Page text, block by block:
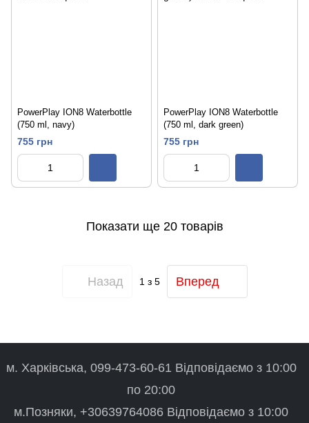
PowerPlay ION8 Waterbottle
(750 ml, navy)
755 грн
PowerPlay ION8 Waterbottle
(750 ml, dark green)
755 грн
Показати ще 20 товарів
Назад 1з 5 Вперед
м. Харківська, 099-473-60-61 Відповідаємо з 10:00
по 20:00
м.Позняки, +30639764086 Відповідаємо з 10:00